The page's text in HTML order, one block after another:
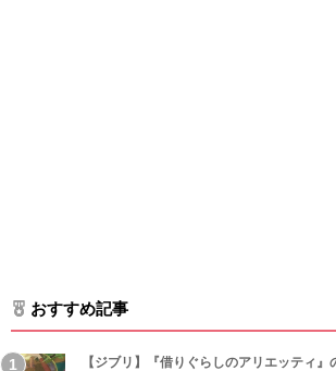
おすすめ記事
【ジブリ】『借りぐらしのアリエッティ